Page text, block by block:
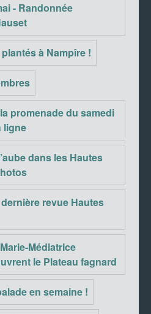
- Randonnée
à Nampîre !
promenade du samedi
ligne
dans les Hautes
revue Hautes
Médiatrice
le Plateau fagnard
en semaine !